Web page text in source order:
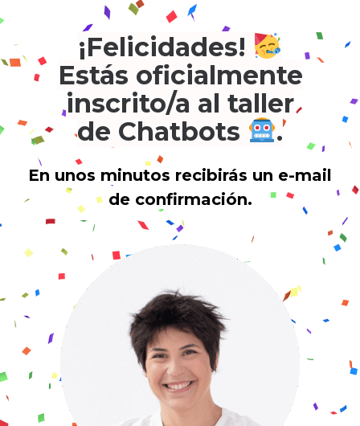
¡Felicidades!
Estás oficialmente
inscrito/a al taller
de Chatbots
.
En unos minutos recibirás un e-mail
de confirmación.